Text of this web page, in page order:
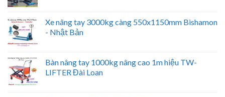
Xe nâng tay 3000kg càng 550x1150mm Bishamon
- Nhật Bản
Bàn nâng tay 1000kg nâng cao 1m hiệu TW-
LIFTER Đài Loan